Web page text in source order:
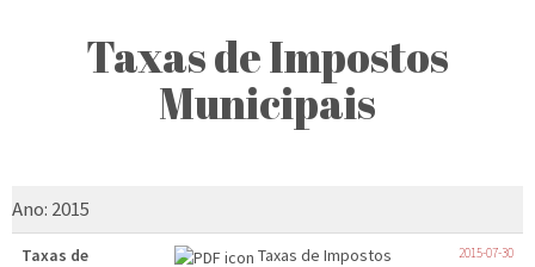
Taxas de Impostos
Municipais
Ano: 2015
Taxas de
Taxas de Impostos
2015-07-30